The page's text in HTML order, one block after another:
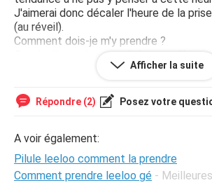
J'aimerai donc décaler l'heure de la
(au réveil).
Comment dois-je m'y prendre ?
On m'a dit que je pourrai changer
de pause. Est-ce vrai? N'y-a-t-il pas de
pilule.
Afficher la suite
Répondre (2) Posez votre
A voir également:
Pilule leeloo comment la prendre
Comment prendre leeloo gé -